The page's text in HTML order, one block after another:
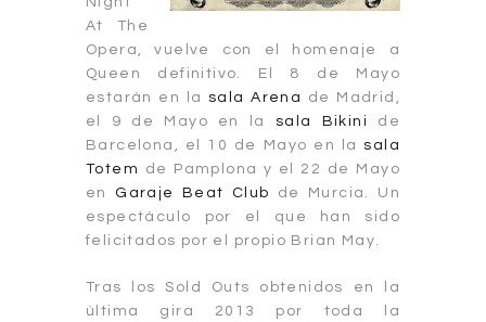
At The
Opera, vuelve con el homenaje a
Queen definitivo. El 8 de Mayo
estarán en la sala Arena
de Madrid,
el 9 de Mayo en la sala Bikini
de
Barcelona, el 10 de Mayo en la sala
Totem
de Pamplona y el 22 de Mayo
en Garaje Beat Club
de Murcia. Un
espectáculo por el que han sido
felicitados por el propio Brian May.
Tras los Sold Outs obtenidos en la
última gira 2013 por toda la